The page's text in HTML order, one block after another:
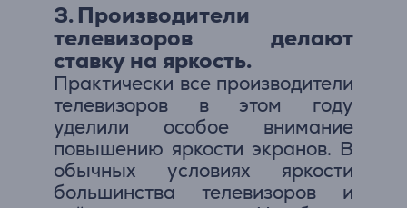
3. Производители
телевизоров делают
ставку на яркость.
Практически все производители
телевизоров в этом году
уделили особое внимание
повышению яркости экранов. В
обычных условиях яркости
большинства телевизоров и